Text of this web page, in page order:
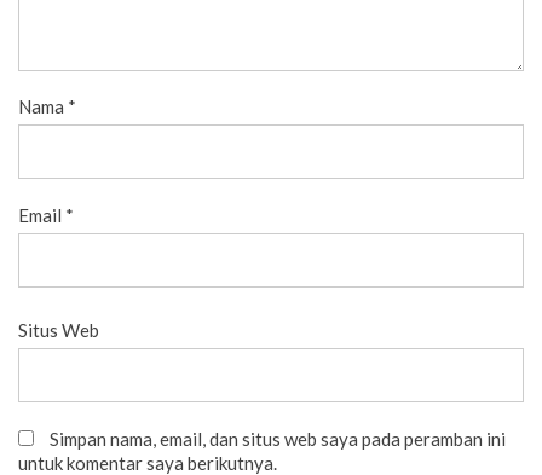
Nama *
Email *
Situs Web
Simpan nama, email, dan situs web saya pada peramban ini
untuk komentar saya berikutnya.